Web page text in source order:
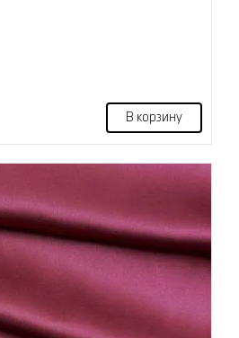
В корзину